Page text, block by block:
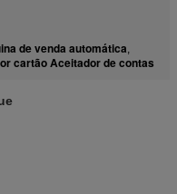
de venda automática,
cartão Aceitador de contas